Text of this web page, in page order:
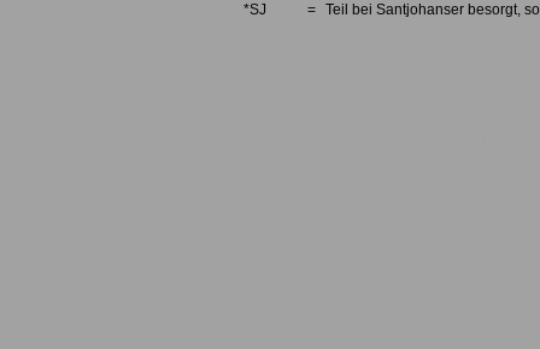
*SJ
= Teil bei Santjohanser besorgt,